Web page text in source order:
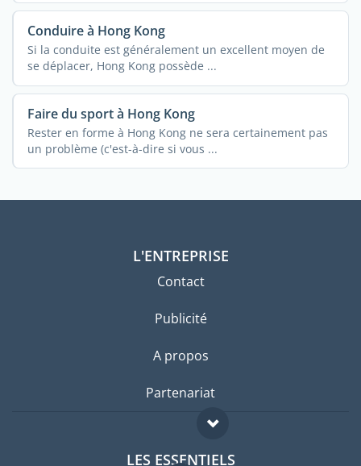
Conduire à Hong Kong
Si la conduite est généralement un excellent moyen de
se déplacer, Hong Kong possède ...
Faire du sport à Hong Kong
Rester en forme à Hong Kong ne sera certainement pas
un problème (c'est-à-dire si vous ...
L'ENTREPRISE
Contact
Publicité
A propos
Partenariat
LES ESSENTIELS